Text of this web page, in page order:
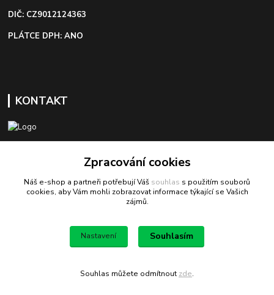
DIČ: CZ9012124363
PLÁTCE DPH: ANO
KONTAKT
+420 603 418 822
odbyt@bezva-spojovacimaterial.cz
Bezva spojovací materiál
Zpracování cookies
Náš e-shop a partneři potřebují Váš souhlas s použitím souborů
cookies, aby Vám mohli zobrazovat informace týkající se Vašich
zájmů.
Nastavení Souhlasím
Souhlas můžete odmítnout zde.